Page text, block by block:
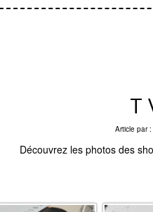
Article par :
Découvrez les photos des